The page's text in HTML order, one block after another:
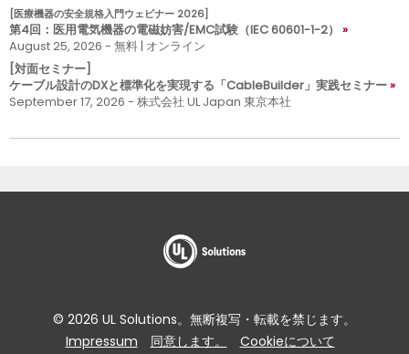
[医療機器の安全規格入門ウェビナー 2026]
第4回：医用電気機器の電磁妨害/EMC試験（IEC 60601-1-2）
August 25, 2026 - 無料 | オンライン
[対面セミナー]
ケーブル設計のDXと標準化を実現する「CableBuilder」実践セミナー
September 17, 2026 - 株式会社 UL Japan 東京本社
© 2026 UL Solutions。無断複写・転載を禁じます。
Impressum
同意します。 Cookieについて